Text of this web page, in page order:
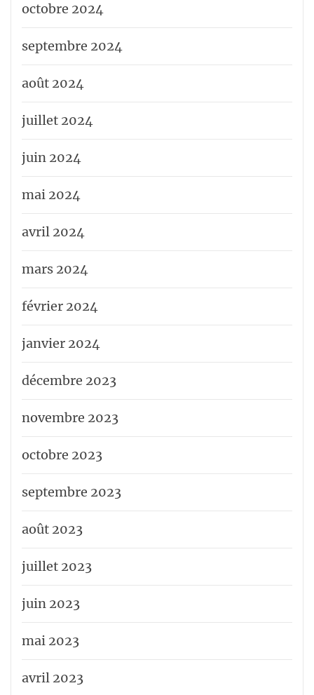
octobre 2024
septembre 2024
août 2024
juillet 2024
juin 2024
mai 2024
avril 2024
mars 2024
février 2024
janvier 2024
décembre 2023
novembre 2023
octobre 2023
septembre 2023
août 2023
juillet 2023
juin 2023
mai 2023
avril 2023